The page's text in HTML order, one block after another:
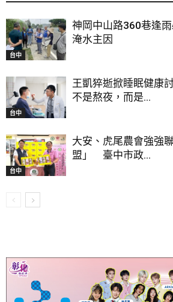
台中
神岡中山路360巷逢
淹水主因
台中
王凱猝逝掀睡眠健康
不是熬夜，而是...
台中
大安、虎尾農會強強
盟」 臺中市政...